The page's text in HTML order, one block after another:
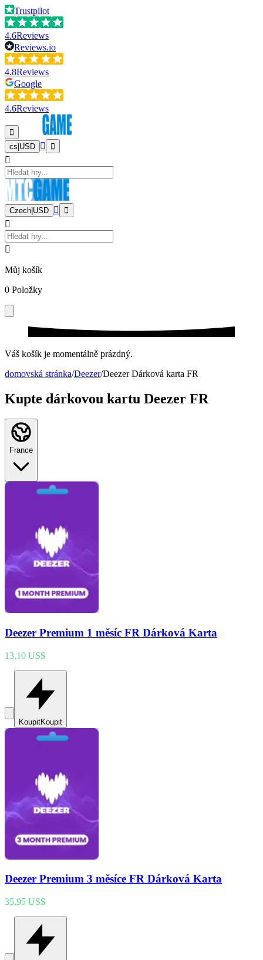
Trustpilot
4.6Reviews
Reviews.io
4.8Reviews
Google
4.6Reviews
cs USD
Czech USD
Můj košík
0 Položky
Váš košík je momentálně prázdný.
domovská stránka/Deezer/Deezer Dárková karta FR
Kupte dárkovou kartu Deezer FR
France
Deezer Premium 1 měsíc FR Dárková Karta
13,10 US$
KoupitKoupit
Deezer Premium 3 měsíce FR Dárková Karta
35,95 US$